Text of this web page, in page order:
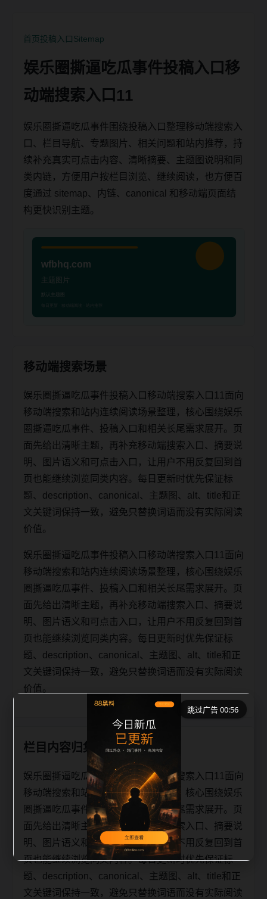
首页投稿入口Sitemap
娱乐圈撕逼吃瓜事件投稿入口移
动端搜索入口11
娱乐圈撕逼吃瓜事件围绕投稿入口整理移动端搜索入
口、栏目导航、专题图片、相关问题和站内推荐，持
续补充真实可点击内容、清晰摘要、主题图说明和同
类内链，方便用户按栏目浏览、继续阅读，也方便百
度通过 sitemap、内链、canonical 和移动端页面结
构更快识别主题。
移动端搜索场景
娱乐圈撕逼吃瓜事件投稿入口移动端搜索入口11面向
移动端搜索和站内连续阅读场景整理，核心围绕娱乐
圈撕逼吃瓜事件、投稿入口和相关长尾需求展开。页
面先给出清晰主题，再补充移动端搜索入口、摘要说
明、图片语义和可点击入口，让用户不用反复回到首
页也能继续浏览同类内容。每日更新时优先保证标
题、description、canonical、主题图、alt、title和正
文关键词保持一致，避免只替换词语而没有实际阅读
价值。
娱乐圈撕逼吃瓜事件投稿入口移动端搜索入口11面向
移动端搜索和站内连续阅读场景整理，核心围绕娱乐
圈撕逼吃瓜事件、投稿入口和相关长尾需求展开。页
面先给出清晰主题，再补充移动端搜索入口、摘要说
明、图片语义和可点击入口，让用户不用反复回到首
页也能继续浏览同类内容。每日更新时优先保证标
题、description、canonical、主题图、alt、title和正
文关键词保持一致，避免只替换词语而没有实际阅读
价值。
栏目内容归集
娱乐圈撕逼吃瓜事件投稿入口移动端搜索入口11面向
移动端搜索和站内连续阅读场景整理，核心围绕娱乐
圈撕逼吃瓜事件、投稿入口和相关长尾需求展开。页
面先给出清晰主题，再补充移动端搜索入口、摘要说
明、图片语义和可点击入口，让用户不用反复回到首
页也能继续浏览同类内容。每日更新时优先保证标
题、description、canonical、主题图、alt、title和正
文关键词保持一致，避免只替换词语而没有实际阅读
跳过广告 00:55